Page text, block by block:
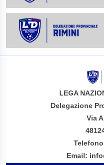
LEGA
Delegazione
Via
Email: